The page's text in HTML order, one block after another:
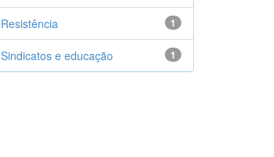
1
Resistência
1
Sindicatos e educação